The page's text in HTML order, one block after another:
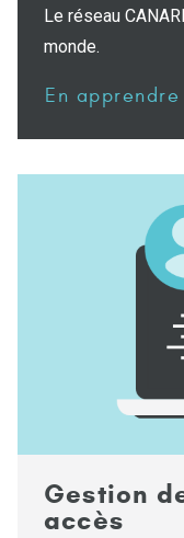
Le réseau
monde.
En apprendre
Gestion
accès